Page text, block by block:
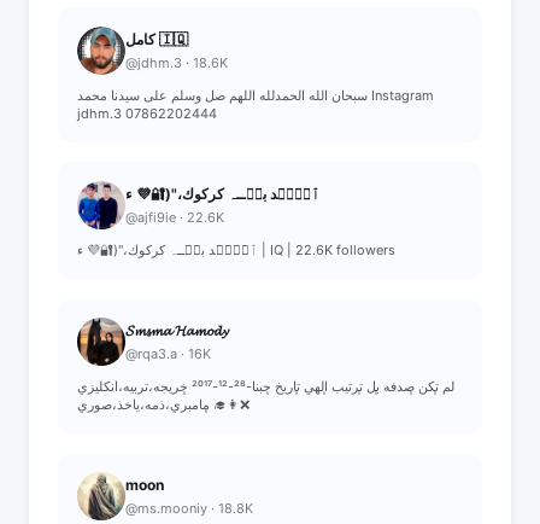
كامل 🇮🇶
@jdhm.3 · 18.6K
سبحان الله الحمدلله اللهم صل وسلم على سيدنا محمد Instagram
jdhm.3 07862202444
ٱحۡمۘد بنۨــہ كركوك،"(🔐💜 ء
@ajfi9ie · 22.6K
ٱحۡمۘد بنۨــہ كركوك،"(🔐💜 ء | IQ | 22.6K followers
𝓢𝓶𝓼𝓶𝓪 𝓗𝓪𝓶𝓸𝓭𝔂
@rqa3.a · 16K
لم ᷂تكن ᷂صدفه ᷂بل ᷂ترتيب ᷂الهي ᷂تاريخ ᷂حبنا-²⁸-¹²-²⁰¹⁷ ᷂خريجه،تربيه،انكليزي
👩‍🎓 ᷂مامبري،ذمه،ياخذ،صوري❌
moon
@ms.mooniy · 18.8K